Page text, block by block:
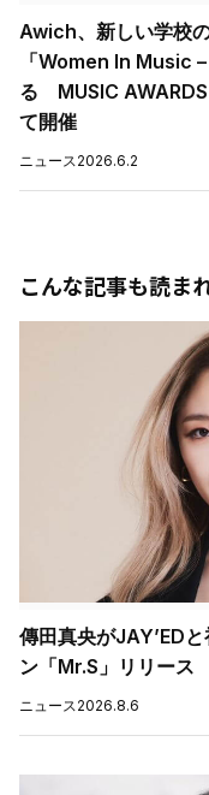
Awich、新しい学校
「Women In Music
る MUSIC AWARDS
て開催
ニュース2026.6.2
こんな記事も読ま
傳田真央がJAY’ED
ン「Mr.S」リリース
ニュース2026.8.6